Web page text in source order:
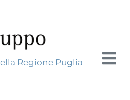
Regione Puglia